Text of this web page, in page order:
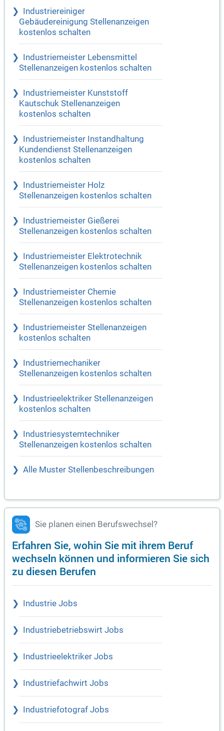
Industriereiniger
Gebäudereinigung Stellenanzeigen
kostenlos schalten
Industriemeister Lebensmittel
Stellenanzeigen kostenlos schalten
Industriemeister Kunststoff
Kautschuk Stellenanzeigen
kostenlos schalten
Industriemeister Instandhaltung
Kundendienst Stellenanzeigen
kostenlos schalten
Industriemeister Holz
Stellenanzeigen kostenlos schalten
Industriemeister Gießerei
Stellenanzeigen kostenlos schalten
Industriemeister Elektrotechnik
Stellenanzeigen kostenlos schalten
Industriemeister Chemie
Stellenanzeigen kostenlos schalten
Industriemeister Stellenanzeigen
kostenlos schalten
Industriemechaniker
Stellenanzeigen kostenlos schalten
Industrieelektriker Stellenanzeigen
kostenlos schalten
Industriesystemtechniker
Stellenanzeigen kostenlos schalten
Alle Muster Stellenbeschreibungen
Sie planen einen Berufswechsel?
Erfahren Sie, wohin Sie mit ihrem Beruf
wechseln können und informieren Sie sich
zu diesen Berufen
Industrie Jobs
Industriebetriebswirt Jobs
Industrieelektriker Jobs
Industriefachwirt Jobs
Industriefotograf Jobs